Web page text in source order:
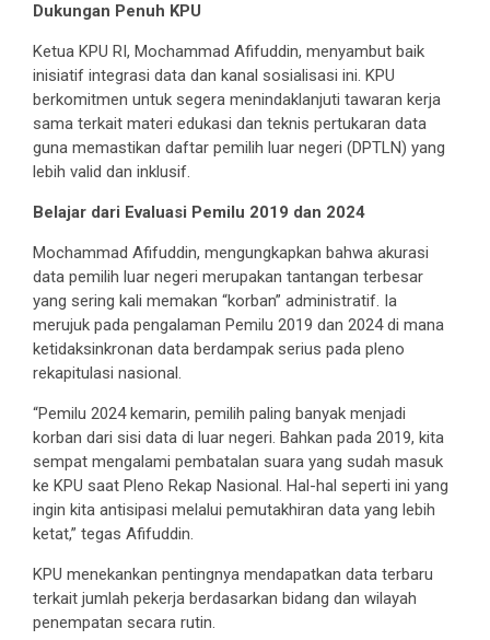
Dukungan Penuh KPU
Ketua KPU RI, Mochammad Afifuddin, menyambut baik
inisiatif integrasi data dan kanal sosialisasi ini. KPU
berkomitmen untuk segera menindaklanjuti tawaran kerja
sama terkait materi edukasi dan teknis pertukaran data
guna memastikan daftar pemilih luar negeri (DPTLN) yang
lebih valid dan inklusif.
Belajar dari Evaluasi Pemilu 2019 dan 2024
Mochammad Afifuddin, mengungkapkan bahwa akurasi
data pemilih luar negeri merupakan tantangan terbesar
yang sering kali memakan “korban” administratif. Ia
merujuk pada pengalaman Pemilu 2019 dan 2024 di mana
ketidaksinkronan data berdampak serius pada pleno
rekapitulasi nasional.
“Pemilu 2024 kemarin, pemilih paling banyak menjadi
korban dari sisi data di luar negeri. Bahkan pada 2019, kita
sempat mengalami pembatalan suara yang sudah masuk
ke KPU saat Pleno Rekap Nasional. Hal-hal seperti ini yang
ingin kita antisipasi melalui pemutakhiran data yang lebih
ketat,” tegas Afifuddin.
KPU menekankan pentingnya mendapatkan data terbaru
terkait jumlah pekerja berdasarkan bidang dan wilayah
penempatan secara rutin.